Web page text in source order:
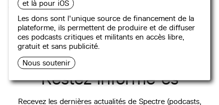
et là pour iOS
Les dons sont l'unique source de financement de la
plateforme, ils permettent de produire et de diffuser
ces podcasts critiques et militants en accès libre,
gratuit et sans publicité.
Nous soutenir
Aucun podcast attribué.
Restez informé·es
Recevez les dernières actualités de Spectre (podcasts,